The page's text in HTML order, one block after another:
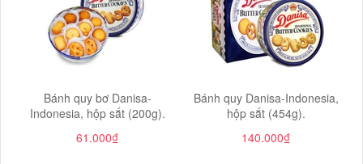
Bánh quy bơ Danisa-
Indonesia, hộp sắt (200g).
61.000₫
Bánh quy Danisa-Indonesia,
hộp sắt (454g).
140.000₫